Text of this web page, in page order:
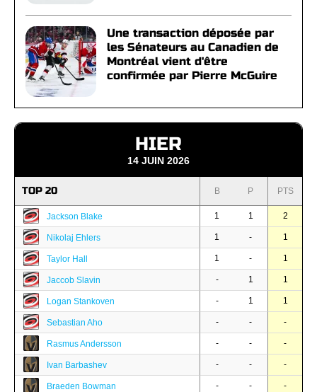
Une transaction déposée par
les Sénateurs au Canadien de
Montréal vient d'être
confirmée par Pierre McGuire
HIER
14 JUIN 2026
TOP 20 B P PTS
Jackson Blake 1 1 2
Nikolaj Ehlers 1 - 1
Taylor Hall 1 - 1
Jaccob Slavin - 1 1
Logan Stankoven - 1 1
Sebastian Aho - - -
Rasmus Andersson - - -
Ivan Barbashev - - -
Braeden Bowman - - -